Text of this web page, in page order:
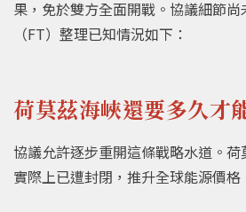
果，免於雙方全面開戰。協議細節
（FT）整理已知情況如下：
荷莫茲海峽還要多久才
協議允許逐步重開這條戰略水道。
實際上已遭封閉，推升全球能源價格